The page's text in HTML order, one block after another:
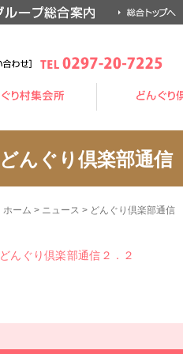
どんぐり倶楽部通
ホーム > ニュース > どんぐり倶楽部通信
どんぐり倶楽部通信２．２